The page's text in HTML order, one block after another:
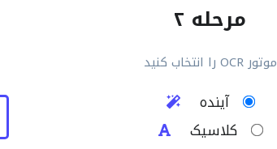
مرحله ۲
موتور OCR را انتخاب کنید
آینده
کلاسیک